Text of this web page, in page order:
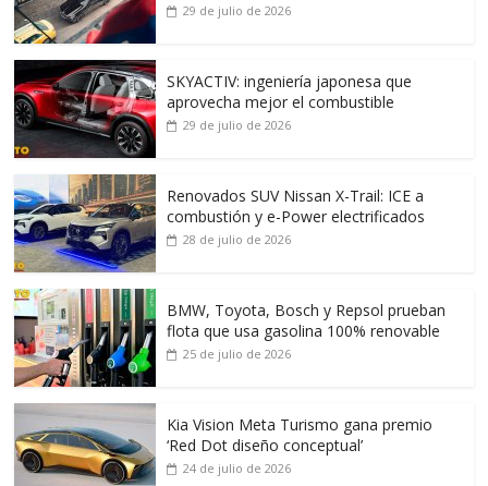
29 de julio de 2026
SKYACTIV: ingeniería japonesa que
aprovecha mejor el combustible
29 de julio de 2026
Renovados SUV Nissan X-Trail: ICE a
combustión y e-Power electrificados
28 de julio de 2026
BMW, Toyota, Bosch y Repsol prueban
flota que usa gasolina 100% renovable
25 de julio de 2026
Kia Vision Meta Turismo gana premio
‘Red Dot diseño conceptual’
24 de julio de 2026